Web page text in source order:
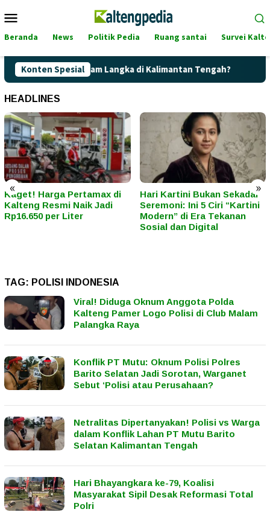
ke
Mobile
Beranda News Politik Pedia Ruang santai Survei
Konten Spesial
Terancam Langka di Kalimantan Tengah?
HEADLINES
« »
Kaget! Harga Pertamax di
Kalteng Resmi Naik Jadi
Rp16.650 per Liter
Hari Kartini Bukan Sekadar
Seremoni: Ini 5 Ciri “Kartini
Modern” di Era Tekanan
Sosial dan Digital
TAG: POLISI INDONESIA
Viral! Diduga Oknum Anggota Polda
Kalteng Pamer Logo Polisi di Club Malam
Palangka Raya
Konflik PT Mutu: Oknum Polisi Polres
Barito Selatan Jadi Sorotan, Warganet
Sebut ‘Polisi atau Perusahaan?
Netralitas Dipertanyakan! Polisi vs Warga
dalam Konflik Lahan PT Mutu Barito
Selatan Kalimantan Tengah
Hari Bhayangkara ke-79, Koalisi
Masyarakat Sipil Desak Reformasi Total
Polri